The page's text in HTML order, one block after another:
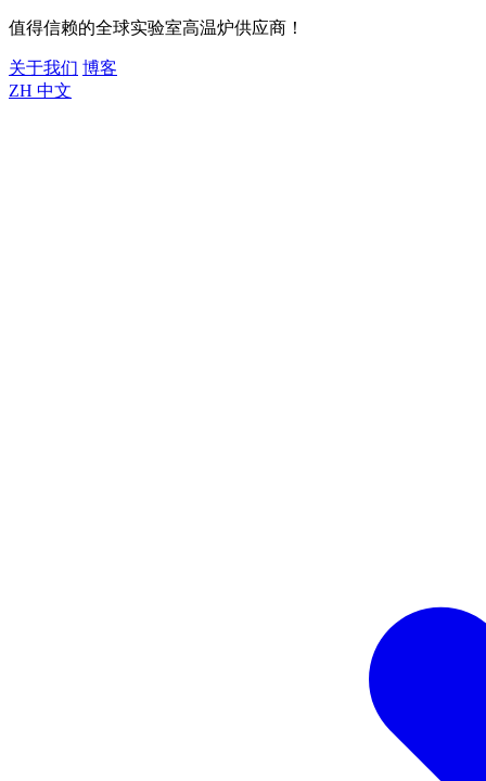
值得信赖的全球实验室高温炉供应商！
关于我们 博客
ZH 中文